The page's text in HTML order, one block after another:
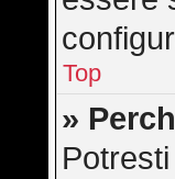
Top
»